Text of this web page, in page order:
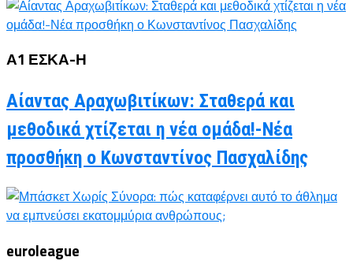
Α1 ΕΣΚΑ-Η
Αίαντας Αραχωβιτίκων: Σταθερά και
μεθοδικά χτίζεται η νέα ομάδα!-Νέα
προσθήκη ο Κωνσταντίνος Πασχαλίδης
euroleague